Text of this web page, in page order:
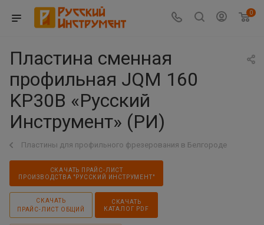
0
Пластина сменная
профильная JQM 160
KP30B «Русский
Инструмент» (РИ)
Пластины для профильного фрезерования в Белгороде
СКАЧАТЬ ПРАЙС-ЛИСТ
ПРОИЗВОДСТВА "РУССКИЙ ИНСТРУМЕНТ"
СКАЧАТЬ
ПРАЙС-ЛИСТ ОБЩИЙ
СКАЧАТЬ
КАТАЛОГ PDF